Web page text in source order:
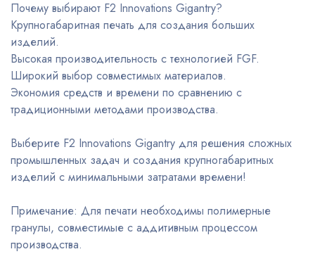
Почему выбирают F2 Innovations Gigantry?
Крупногабаритная печать для создания больших
изделий.
Высокая производительность с технологией FGF.
Широкий выбор совместимых материалов.
Экономия средств и времени по сравнению с
традиционными методами производства.
Выберите F2 Innovations Gigantry для решения сложных
промышленных задач и создания крупногабаритных
изделий с минимальными затратами времени!
Примечание: Для печати необходимы полимерные
гранулы, совместимые с аддитивным процессом
производства.